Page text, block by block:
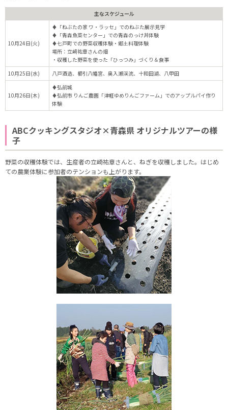
主なスケジュール
10月24日(火)
♦「ねぶたの家 ワ・ラッセ」でのねぶた展示見学
♦「青森魚菜センター」での青森のっけ丼体験
♦七戸町での野菜収穫体験・郷土料理体験
場所：立崎祐章さんの畑
・収穫した野菜を使った「ひっつみ」づくり＆食事
10月25日(水)
八戸酒造、櫛引八幡宮、奥入瀬渓流、十和田湖、八甲田
10月26日(木)
♦弘前城
♦弘前市 りんご農園「津軽ゆめりんごファーム」でのアップルパイ作り
体験
ABCクッキングスタジオ×青森県 オリジナルツアーの様
子
野菜の収穫体験では、生産者の立崎祐章さんと、ねぎを収穫しました。はじめ
ての農業体験に参加者のテンションも上がります。